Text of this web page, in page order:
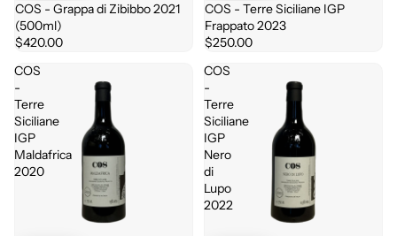
COS - Grappa di Zibibbo 2021
(500ml)
$420.00
COS - Terre Siciliane IGP
Frappato 2023
$250.00
COS
-
Terre
Siciliane
IGP
Maldafrica
2020
COS
-
Terre
Siciliane
IGP
Nero
di
Lupo
2022